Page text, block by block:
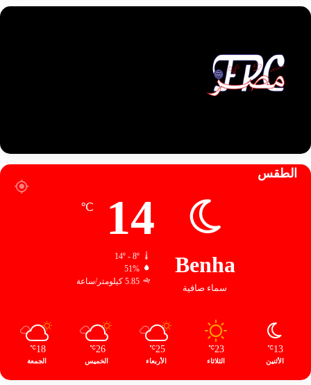
الطقس
Benha
سماء صافية
14
℃
14º - 8º
51%
5.85 كيلومتر/ساعة
13
℃
الأثنين
23
℃
الثلاثاء
25
℃
الأربعاء
26
℃
الخميس
18
℃
الجمعة